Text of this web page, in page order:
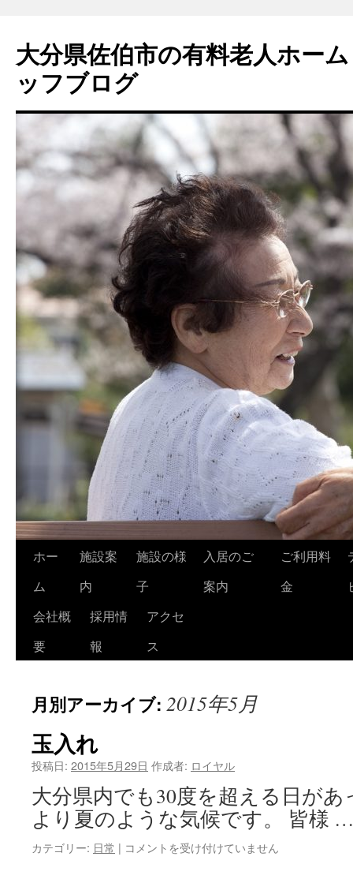
大分県佐伯市の有料老人ホー
ッフブログ
テ
ン
ス
キ
ッ
ホー
ム
施設案
内
施設の様
子
入居のご
案内
ご利用料
金
会社概
要
採用情
報
アクセ
ス
月別アーカイブ: 2015年5月
玉入れ
投稿日: 2015年5月29日 作成者: ロイヤル
大分県内でも30度を超える日が
より夏のような気候です。 皆様
カテゴリー: 日常 | 玉
コメントを受け付けていません